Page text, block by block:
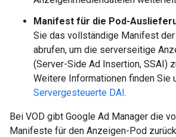
Manifest für die Pod-
Sie das vollständige Manifest
abrufen, um die serverseitige
(Server-Side Ad Insertion, SSAI)
Weitere Informationen finden Sie
Servergesteuerte DAI.
Bei VOD gibt Google Ad Manager die
Manifeste für den Anzeigen-Pod